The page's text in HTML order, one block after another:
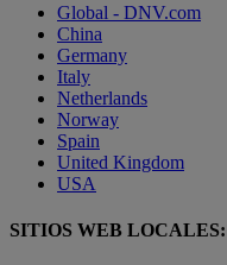
Global - DNV.com
China
Germany
Italy
Netherlands
Norway
Spain
United Kingdom
USA
SITIOS WEB LOCALES: